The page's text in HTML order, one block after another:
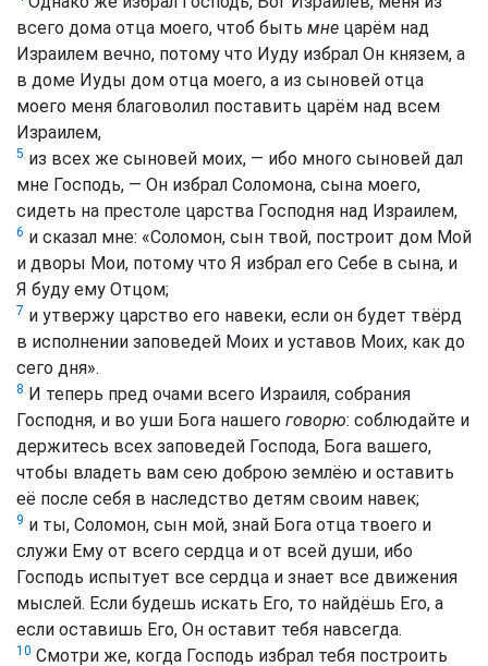
всего дома отца моего, чтоб быть мне царём над
Израилем вечно, потому что Иуду избрал Он князем, а
в доме Иуды дом отца моего, а из сыновей отца
моего меня благоволил поставить царём над всем
Израилем,
5 из всех же сыновей моих, — ибо много сыновей дал
мне Господь, — Он избрал Соломона, сына моего,
сидеть на престоле царства Господня над Израилем,
6 и сказал мне: «Соломон, сын твой, построит дом Мой
и дворы Мои, потому что Я избрал его Себе в сына, и
Я буду ему Отцом;
7 и утвержу царство его навеки, если он будет твёрд
в исполнении заповедей Моих и уставов Моих, как до
сего дня».
8 И теперь пред очами всего Израиля, собрания
Господня, и во уши Бога нашего говорю: соблюдайте и
держитесь всех заповедей Господа, Бога вашего,
чтобы владеть вам сею доброю землёю и оставить
её после себя в наследство детям своим навек;
9 и ты, Соломон, сын мой, знай Бога отца твоего и
служи Ему от всего сердца и от всей души, ибо
Господь испытует все сердца и знает все движения
мыслей. Если будешь искать Его, то найдёшь Его, а
если оставишь Его, Он оставит тебя навсегда.
10 Смотри же, когда Господь избрал тебя построить